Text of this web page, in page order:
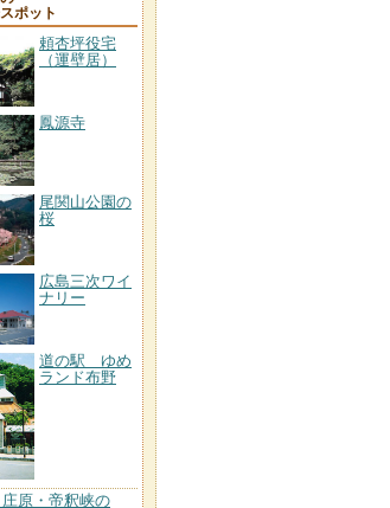
ポット
頼杏坪役宅
（運壁居）
鳳源寺
尾関山公園の
桜
広島三次ワイ
ナリー
道の駅 ゆめ
ランド布野
原・帝釈峡の